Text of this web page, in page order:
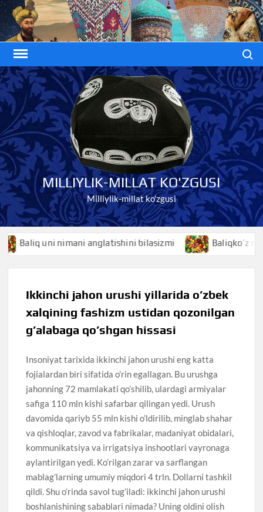
Skip
to
content
MILLIYLIK-MILLAT KO'ZGUSI
Milliylik-millat ko'zgusi
anglatishini bilasizmi Baliqko’z nimani
Ikkinchi jahon urushi yillarida o’zbek
xalqining fashizm ustidan qozonilgan
g’alabaga qo’shgan hissasi
Insoniyat tarixida ikkinchi jahon urushi eng katta
fojialardan biri sifatida o’rin egallagan. Bu urushga
jahonning 72 mamlakati qo’shilib, ulardagi armiyalar
safiga 110 mln kishi safarbar qilingan yedi. Urush
davomida qariyb 55 mln kishi o’ldirilib, minglab shahar
va qishloqlar, zavod va fabrikalar, madaniyat obidalari,
kommunikatsiya va irrigatsiya inshootlari vayronaga
aylantirilgan yedi. Ko’rilgan zarar va sarflangan
mablag’larning umumiy miqdori 4 trln. Dollarni tashkil
qildi. Shu o’rinda savol tug’iladi: ikkinchi jahon urushi
boshlanishining sabablari nimada? Uning oldini olish